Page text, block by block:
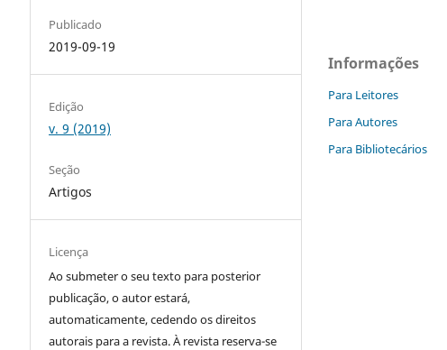
Publicado
2019-09-19
Edição
v. 9 (2019)
Seção
Artigos
Licença
Ao submeter o seu texto para posterior
publicação, o autor estará,
automaticamente, cedendo os direitos
autorais para a revista. À revista reserva-se
Informações
Para Leitores
Para Autores
Para Bibliotecários